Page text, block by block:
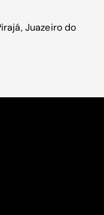
Juazeiro do